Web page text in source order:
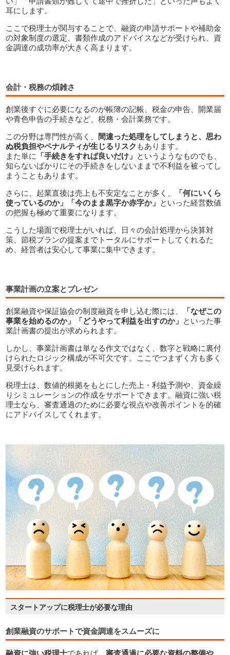
耳にします。
ここで税理士が関与することで、融資の申請サポートや補助金
の対象制度の選定、書類作成のアドバイスなどが受けられ、資
金調達の成功率が大きく高まります。
会計・税務の煩雑さ
創業後すぐに必要になるのが帳簿の記帳、税金の申告、開業届
や青色申告の手続きなど、税務・会計業務です。
この分野は専門性が高く、
間違った処理をしてしまうと、思わ
ぬ税負担やペナルティが生じるリスク もあります。
また単に
「手続きをすれば良いだけ」 というようなものでも、
知らないばかりにその手続きをしないままで不利益を被ってし
まうこともあります。
さらに、起業直後は売上も不安定なことが多く、
「何にいくら
使っているのか」「今のまま黒字か赤字か」 といった経営数値
の把握も極めて重要になります。
こうした場面で税理士がいれば、日々の会計処理から決算対
策、節税プランの提案までトータルにサポートしてくれるた
め、経営者は安心して事業に集中できます。
事業計画の立案とプレゼン
創業融資や保証協会の制度融資を申し込む際には、
「なぜこの
事業を始めるのか」「どうやって利益を出すのか」 といった事
業計画書の提出が求められます。
しかし、事業計画書は単なる作文ではなく、数字と戦略に裏付
けられたロジック構成が不可欠です。ここでつまずく方も多く
見受けられます。
税理士は、数値的根拠をもとにした売上・利益予測や、資金繰
りシミュレーションの作成をサポートできます。融資に強い税
理士なら、審査通過のために必要な視点や改善ポイントを的確
にアドバイスしてくれます。
創業融資のサポートで資金調達をスムーズに
融資に強い税理士であれば、審査通過に必要な資料の整備や、